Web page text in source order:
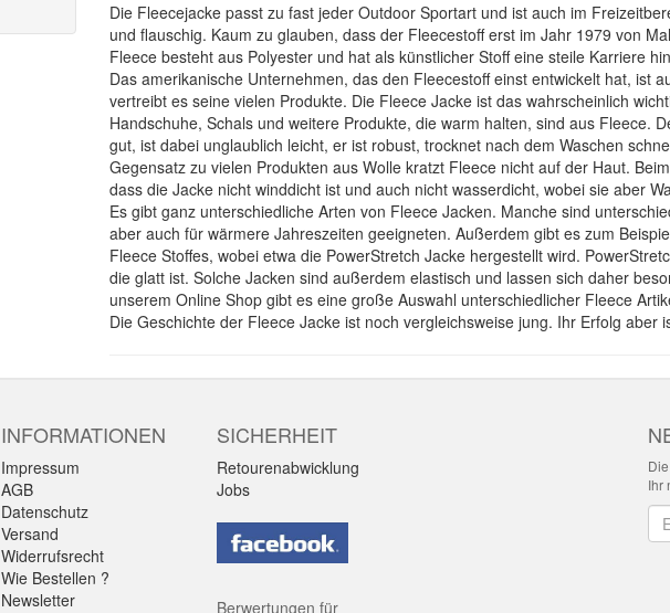
Die Fleecejacke passt zu fast jeder Outdoor Sportart und ist auch im
und flauschig. Kaum zu glauben, dass der Fleecestoff erst im Jahr 1979 von
Fleece besteht aus Polyester und hat als künstlicher Stoff eine steile Karriere
Das amerikanische Unternehmen, das den Fleecestoff einst entwickelt hat, ist
vertreibt es seine vielen Produkte. Die Fleece Jacke ist das wahrscheinlich
Handschuhe, Schals und weitere Produkte, die warm halten, sind aus Fleece.
gut, ist dabei unglaublich leicht, er ist robust, trocknet nach dem Waschen
Gegensatz zu vielen Produkten aus Wolle kratzt Fleece nicht auf der Haut.
dass die Jacke nicht winddicht ist und auch nicht wasserdicht, wobei sie aber
Es gibt ganz unterschiedliche Arten von Fleece Jacken. Manche sind
aber auch für wärmere Jahreszeiten geeigneten. Außerdem gibt es zum
Fleece Stoffes, wobei etwa die PowerStretch Jacke hergestellt wird.
die glatt ist. Solche Jacken sind außerdem elastisch und lassen sich daher
unserem Online Shop gibt es eine große Auswahl unterschiedlicher Fleece
Die Geschichte der Fleece Jacke ist noch vergleichsweise jung. Ihr Erfolg aber
INFORMATIONEN
Impressum
AGB
Datenschutz
Versand
Widerrufsrecht
Wie Bestellen ?
Newsletter
SICHERHEIT
Retourenabwicklung
Jobs
Berwertungen für
Ihr